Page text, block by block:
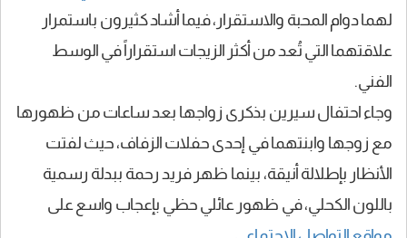
لهما دوام المحبة والاستقرار، فيما أشاد كثيرون باستمرار
علاقتهما التي تُعد من أكثر الزيجات استقراراً في الوسط
الفني.
وجاء احتفال سيرين بذكرى زواجها بعد ساعات من ظهورها
مع زوجها وابنتهما في إحدى حفلات الزفاف، حيث لفتت
الأنظار بإطلالة أنيقة، بينما ظهر فريد رحمة ببدلة رسمية
باللون الكحلي، في ظهور عائلي حظي بإعجاب واسع على